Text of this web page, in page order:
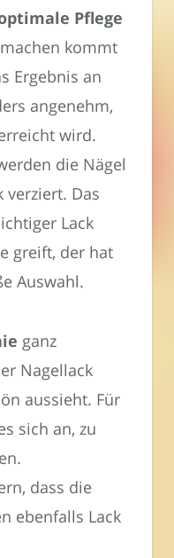
Pflege
kommt
Ergebnis an
angenehm,
wird.
die Nägel
verziert. Das
Lack
greift, der hat
Auswahl.
ganz
Nagellack
aussieht. Für
sich an, zu
dass die
ebenfalls Lack